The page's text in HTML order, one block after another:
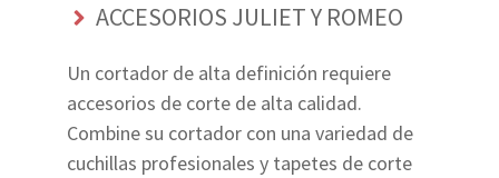
ACCESORIOS JULIET Y ROMEO
Un cortador de alta definición requiere
accesorios de corte de alta calidad.
Combine su cortador con una variedad de
cuchillas profesionales y tapetes de corte